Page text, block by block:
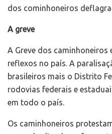
dos cominhoneiros
A greve
A Greve dos caminhoneiros
reflexos no país. A
brasileiros mais o Distrito
rodovias federais e
em todo o país.
Os caminhoneiros